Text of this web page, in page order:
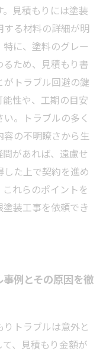
見積もりには塗装
る材料の詳細が明
に、塗料のグレー
るため、見積もり書
トラブル回避の鍵
性や、工期の目安
。トラブルの多く
の不明瞭さから生
があれば、遠慮せ
た上で契約を進め
れらのポイントを
装工事を依頼でき
例とその原因を徹
トラブルは意外と
、見積もり金額が